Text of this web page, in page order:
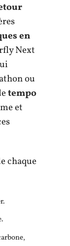
en
Next
ou
tempo
et
chaque